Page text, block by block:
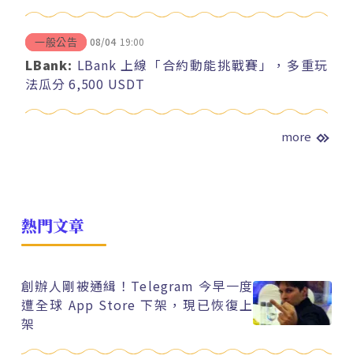
一般公告 08/04 19:00
LBank: LBank 上線「合約動能挑戰賽」，多重玩
法瓜分 6,500 USDT
more
熱門文章
創辦人剛被通緝！Telegram 今早一度
遭全球 App Store 下架，現已恢復上
架